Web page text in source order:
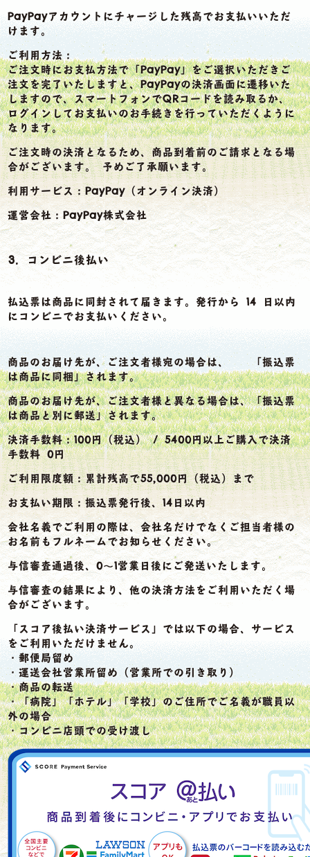
PayPayアカウントにチャージした残高でお支払いいただ
けます。
ご利用方法：
ご注文時にお支払方法で「PayPay」をご選択いただきご
注文を完了いたしますと、PayPayの決済画面に遷移いた
しますので、スマートフォンでQRコードを読み取るか、
ログインしてお支払いのお手続きを行っていただくように
なります。
ご注文時の決済となるため、商品到着前のご請求となる場
合がございます。 予めご了承願います。
利用サービス：PayPay（オンライン決済）
運営会社：PayPay株式会社
3．コンビニ後払い
払込票は商品に同封されて届きます。発行から 14 日以内
にコンビニでお支払いください。
商品のお届け先が、ご注文者様宛の場合は、 「振込票
は商品に同梱」されます。
商品のお届け先が、ご注文者様と異なる場合は、「振込票
は商品と別に郵送」されます。
決済手数料：100円（税込） / 5400円以上ご購入で決済
手数料 0円
ご利用限度額：累計残高で55,000円（税込）まで
お支払い期限：振込票発行後、14日以内
会社名義でご利用の際は、会社名だけでなくご担当者様の
お名前もフルネームでお知らせください。
与信審査通過後、0～1営業日後にご発送いたします。
与信審査の結果により、他の決済方法をご利用いただく場
合がございます。
「スコア後払い決済サービス」では以下の場合、サービス
をご利用いただけません。
・郵便局留め
・運送会社営業所留め（営業所での引き取り）
・商品の転送
・「病院」「ホテル」「学校」のご住所でご名義が職員以
外の場合
・コンビニ店頭での受け渡し